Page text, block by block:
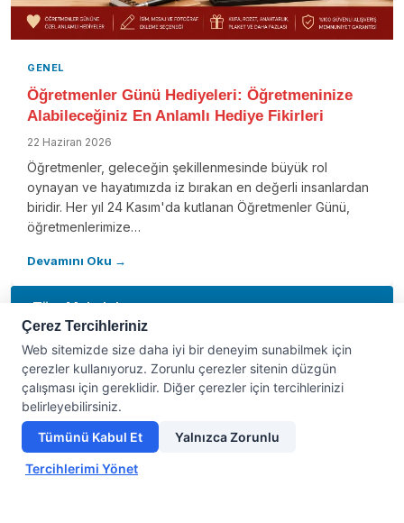
GENEL
Öğretmenler Günü Hediyeleri: Öğretmeninize
Alabileceğiniz En Anlamlı Hediye Fikirleri
22 Haziran 2026
Öğretmenler, geleceğin şekillenmesinde büyük rol
oynayan ve hayatımızda iz bırakan en değerli insanlardan
biridir. Her yıl 24 Kasım'da kutlanan Öğretmenler Günü,
öğretmenlerimize…
Devamını Oku →
Tüm Makaleler
Ürün ID giriniz.
Ürün ID giriniz.
Çerez Tercihleriniz
Web sitemizde size daha iyi bir deneyim sunabilmek için
çerezler kullanıyoruz. Zorunlu çerezler sitenin düzgün
çalışması için gereklidir. Diğer çerezler için tercihlerinizi
belirleyebilirsiniz.
Tümünü Kabul Et
Yalnızca Zorunlu
Tercihlerimi Yönet